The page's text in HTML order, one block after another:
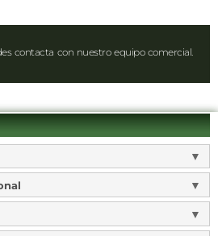
contacta con nuestro equipo comercial.